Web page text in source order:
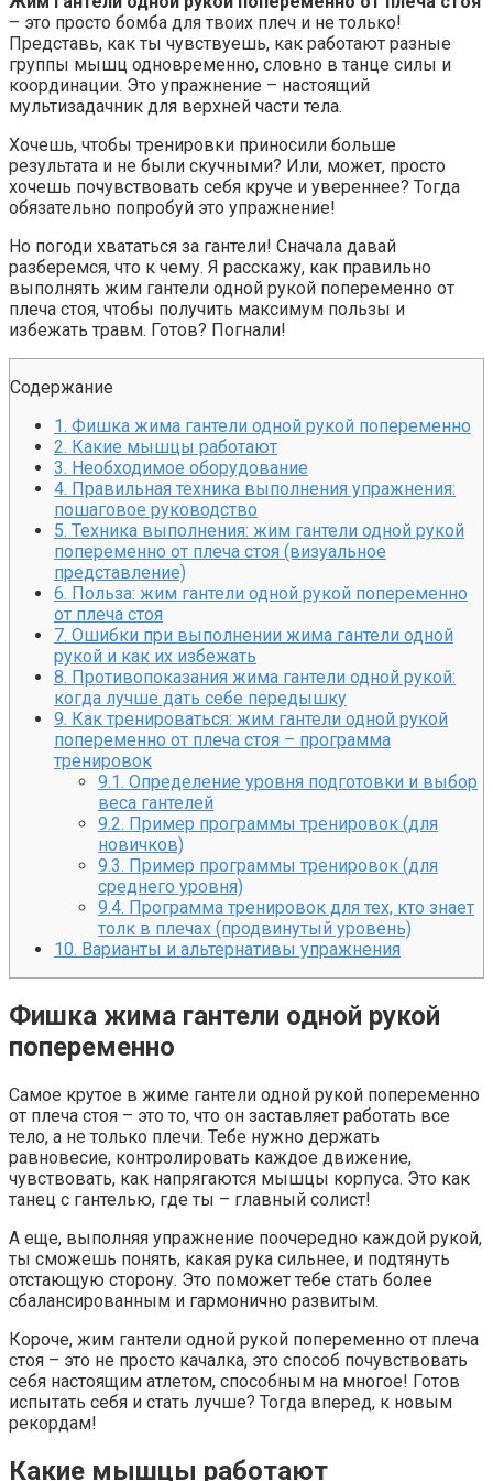
– это просто бомба для твоих плеч и не только!
Представь, как ты чувствуешь, как работают разные
группы мышц одновременно, словно в танце силы и
координации. Это упражнение – настоящий
мультизадачник для верхней части тела.
Хочешь, чтобы тренировки приносили больше
результата и не были скучными? Или, может, просто
хочешь почувствовать себя круче и увереннее? Тогда
обязательно попробуй это упражнение!
Но погоди хвататься за гантели! Сначала давай
разберемся, что к чему. Я расскажу, как правильно
выполнять жим гантели одной рукой попеременно от
плеча стоя, чтобы получить максимум пользы и
избежать травм. Готов? Погнали!
Содержание
1. Фишка жима гантели одной рукой попеременно
2. Какие мышцы работают
3. Необходимое оборудование
4. Правильная техника выполнения упражнения:
пошаговое руководство
5. Техника выполнения: жим гантели одной рукой
попеременно от плеча стоя (визуальное
представление)
6. Польза: жим гантели одной рукой попеременно
от плеча стоя
7. Ошибки при выполнении жима гантели одной
рукой и как их избежать
8. Противопоказания жима гантели одной рукой:
когда лучше дать себе передышку
9. Как тренироваться: жим гантели одной рукой
попеременно от плеча стоя – программа
тренировок
9.1. Определение уровня подготовки и выбор
веса гантелей
9.2. Пример программы тренировок (для
новичков)
9.3. Пример программы тренировок (для
среднего уровня)
9.4. Программа тренировок для тех, кто знает
толк в плечах (продвинутый уровень)
10. Варианты и альтернативы упражнения
Фишка жима гантели одной рукой
попеременно
Самое крутое в жиме гантели одной рукой попеременно
от плеча стоя – это то, что он заставляет работать все
тело, а не только плечи. Тебе нужно держать
равновесие, контролировать каждое движение,
чувствовать, как напрягаются мышцы корпуса. Это как
танец с гантелью, где ты – главный солист!
А еще, выполняя упражнение поочередно каждой рукой,
ты сможешь понять, какая рука сильнее, и подтянуть
отстающую сторону. Это поможет тебе стать более
сбалансированным и гармонично развитым.
Короче, жим гантели одной рукой попеременно от плеча
стоя – это не просто качалка, это способ почувствовать
себя настоящим атлетом, способным на многое! Готов
испытать себя и стать лучше? Тогда вперед, к новым
рекордам!
Какие мышцы работают
Ржу не переставая, это видео пересмотришь не раз